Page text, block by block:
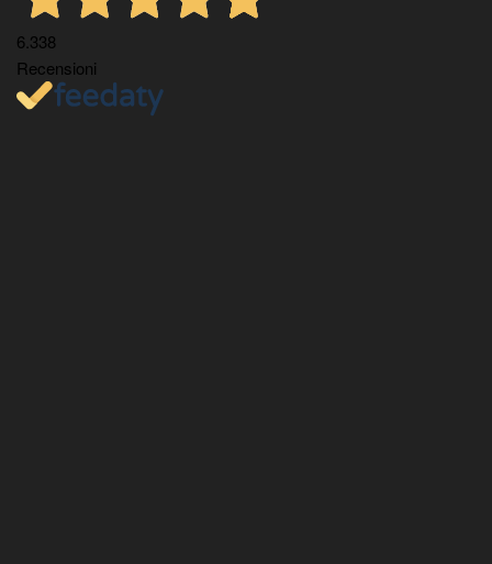
6.338
Recensioni